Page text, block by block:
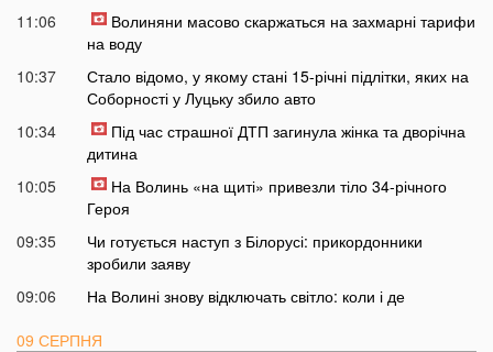
11:06
Волиняни масово скаржаться на захмарні тарифи
на воду
10:37
Стало відомо, у якому стані 15-річні підлітки, яких на
Соборності у Луцьку збило авто
10:34
Під час страшної ДТП загинула жінка та дворічна
дитина
10:05
На Волинь «на щиті» привезли тіло 34-річного
Героя
09:35
Чи готується наступ з Білорусі: прикордонники
зробили заяву
09:06
На Волині знову відключать світло: коли і де
09 СЕРПНЯ